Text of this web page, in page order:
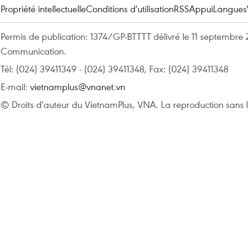
Propriété intellectuelleConditions d'utilisationRSSAppuiLangues
Permis de publication: 1374/GP-BTTTT délivré le 11
Communication.
Tél: (024) 39411349 - (024) 39411348, Fax: (024) 39411348
E-mail: vietnamplus@vnanet.vn
© Droits d'auteur du VietnamPlus, VNA. La reproduction